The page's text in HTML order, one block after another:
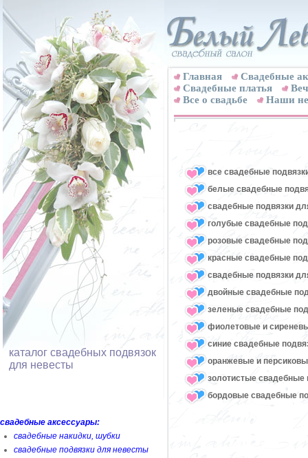
каталог свадебных подвязок
для невесты
свадебные аксессуары:
свадебные накидки, шубки
свадебные подвязки для невесты
Главная
Свадебные
Cвадебные платья
Все о свадьбе
Наши
все свадебные
белые свадебные
свадебные подвязки
голубые свадебные
розовые свадебные
красные свадебные
свадебные подвязки
двойные свадебные
зеленые свадебные
фиолетовые и
синие свадебные
оранжевые и
золотистые свадебные
бордовые свадебные